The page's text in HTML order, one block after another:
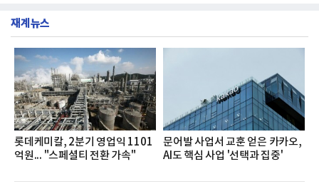
서도
영지원부 홍보팀과 2026년 새로이(e)＊가 공동 주관
쳐 진행됐다.참고로 새로이(e)는 NH농협캐피탈 MZ
세대들로(과장~계장) 구성된 자율 참여조직으로, 조
직문화 혁신과 업무 효율성 향상을 위한 다양한 활동
을 추진하며,새로운 변화와 이로운 영향력을 조직전
반에 전파하는 역할
재계뉴스
롯데케미칼, 2분기 영업익 1101
억원... "스페셜티 전환 가속"
문어발 사업서 교훈 얻은 카카오,
AI도 핵심 사업 '선택과 집중'